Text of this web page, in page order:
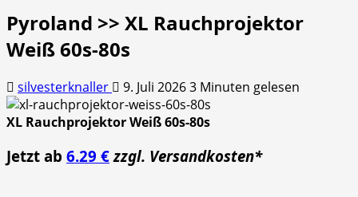
Pyroland >> XL Rauchprojektor
Weiß 60s-80s
silvesterknaller 9. Juli 20263 Minuten gelesen
XL Rauchprojektor Weiß 60s-80s
Jetzt ab 6.29 € zzgl. Versandkosten*